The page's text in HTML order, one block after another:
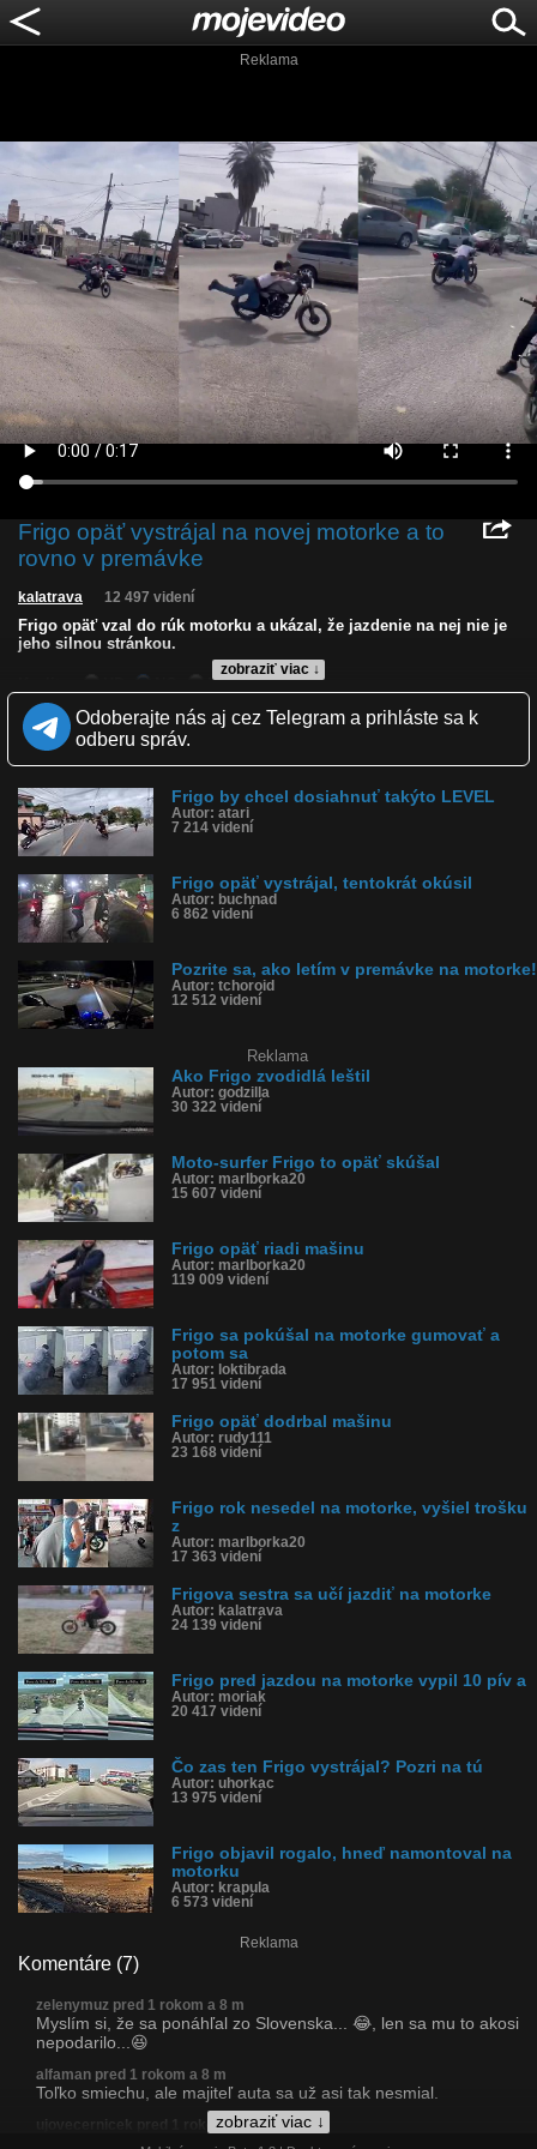
Reklama
Frigo opäť vystrájal na novej motorke a to
rovno v premávke
zobraziť viac ↓
kalatrava 12 497 videní
Frigo opäť vzal do rúk motorku a ukázal, že jazdenie na nej nie je
jeho silnou stránkou.
LQ
Zverejnené: 26.11.2024 18:53
Páči sa: 91% (11 hlasov)
Obľúbené: 2
Komentárov: 7
Kategória: auto-moto
Tagy: frigo, frigo havaroval, havaroval na motorke, havária,
motorka, fail, nabúral, nehoda
História sledovanosti videa:
Odoberajte nás aj cez Telegram a prihláste sa k
odberu správ.
Frigo by chcel dosiahnuť takýto LEVEL
Autor: atari
7 214 videní
Frigo opäť vystrájal, tentokrát okúsil
Autor: buchnad
6 862 videní
Pozrite sa, ako letím v premávke na motorke!
Autor: tchoroid
12 512 videní
Reklama
Ako Frigo zvodidlá leštil
Autor: godzilla
30 322 videní
Moto-surfer Frigo to opäť skúšal
Autor: marlborka20
15 607 videní
Frigo opäť riadi mašinu
Autor: marlborka20
119 009 videní
Frigo sa pokúšal na motorke gumovať a
potom sa
Autor: loktibrada
17 951 videní
Frigo opäť dodrbal mašinu
Autor: rudy111
23 168 videní
Frigo rok nesedel na motorke, vyšiel trošku
z
Autor: marlborka20
17 363 videní
Frigova sestra sa učí jazdiť na motorke
Autor: kalatrava
24 139 videní
Frigo pred jazdou na motorke vypil 10 pív a
Autor: moriak
20 417 videní
Čo zas ten Frigo vystrájal? Pozri na tú
Autor: uhorkac
13 975 videní
Frigo objavil rogalo, hneď namontoval na
motorku
Autor: krapula
6 573 videní
Reklama
Komentáre (7)
zobraziť viac ↓
zelenymuz pred 1 rokom a 8 m
Myslím si, že sa ponáhľal zo Slovenska... 😂, len sa mu to akosi
nepodarilo...😆
alfaman pred 1 rokom a 8 m
Toľko smiechu, ale majiteľ auta sa už asi tak nesmial.
ujovecernicek pred 1 rokom a 8 m
šetrí ju, nejazdí na nej-len popri nej